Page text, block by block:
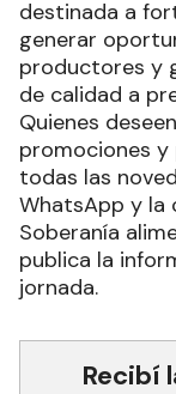
destinada a
generar
productores y
de calidad a
Quienes
promociones y
todas las
WhatsApp y la
Soberanía
publica la
jornada.
Recibí